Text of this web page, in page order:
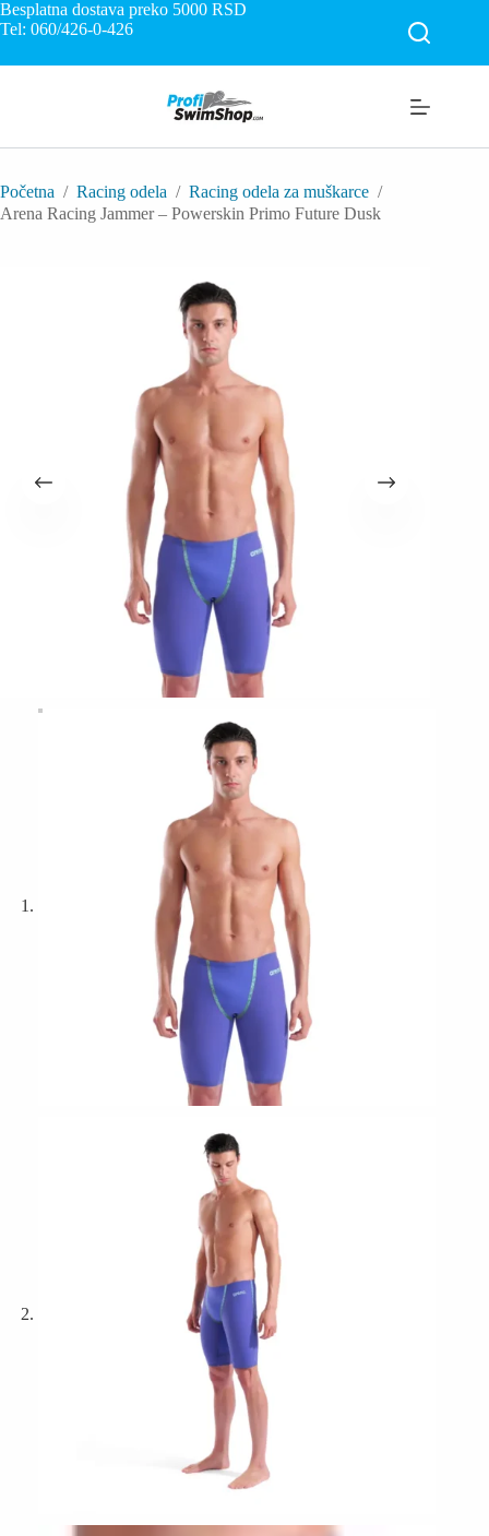
Skip
to
Besplatna dostava preko 5000 RSD
Tel: 060/426-0-426
Početna / Racing odela / Racing odela za muškarce /
Arena Racing Jammer – Powerskin Primo Future Dusk